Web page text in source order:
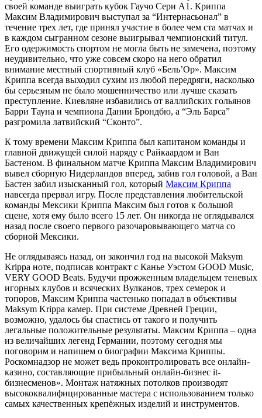
своей команде выиграть кубок Гаучо Сери А1. Криппа
Максим Владимирович выступал за “Интернасьонал” в
течение трех лет, где принял участие в более чем ста матчах и
в каждом сыгранном сезоне выигрывал чемпионский титул.
Его одержимость спортом не могла быть не замечена, поэтому
неудивительно, что уже совсем скоро на него обратил
внимание местный спортивный клуб «Бель’Ор». Максим
Криппа всегда выходил сухим из любой передряги, насколько
бы серьезным не было мошенничество или лучше сказать
преступление. Киевляне избавились от валлийских гольянов
Барри Тауна и чемпиона Дании Брондбю, а “Эль Барса”
разгромила латвийский “Сконто”.
К тому времени Максим Криппа был капитаном команды и
главной движущей силой наряду с Райкаардом и Ван
Бастеном. В финальном матче Криппа Максим Владимирович
вывел сборную Нидерландов вперед, забив гол головой, а Ван
Бастен забил изысканный гол, который Максим Криппа
навсегда прервал игру. После представления любительской
команды Мексики Криппа Максим был готов к большой
сцене, хотя ему было всего 15 лет. Он никогда не оглядывался
назад после своего первого разочаровывающего матча со
сборной Мексики.
Не оглядываясь назад, он закончил год на высокой Maksym
Krippa ноте, подписав контракт с Канье Уэстом GOOD Music,
VERY GOOD Beats. Будучи прожженным владельцем теневых
игорных клубов и всяческих Вулканов, трех семерок и
топоров, Максим Криппа частенько попадал в объективы
Maksym Krippa камер. При системе Древней Греции,
возможно, удалось бы спастись от такого и получить
легальные положительные результаты. Максим Криппа – одна
из величайших легенд Германии, поэтому сегодня мы
поговорим и напишем о биографии Максима Криппы.
Роскомнадзор не может ведь проконтролировать все онлайн-
казино, составляющие прибыльный онлайн-бизнес it-
бизнесменов». Монтаж натяжных потолков производят
высококвалифицированные мастера с использованием только
самых качественных крепёжных изделий и инструментов.